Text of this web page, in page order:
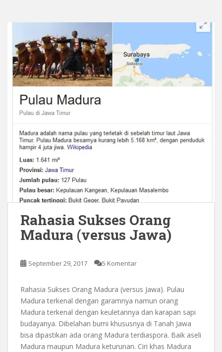
Rahasia Sukses Orang
Madura (versus Jawa)
September 29, 2017 5 Komentar
Rahasia Sukses Orang Madura (versus Jawa). Pulau
Madura terkenal dengan garamnya namun orang
Madura terkenal dengan keuletannya dan karapan sapi
budayanya. Dibelahan bumi khususnya di Tanah Jawa
bisa dipastikan ada orang Madura terdiaspora. Baik aseli
Madura maupun Madura keturunan. Ciri khas Madura